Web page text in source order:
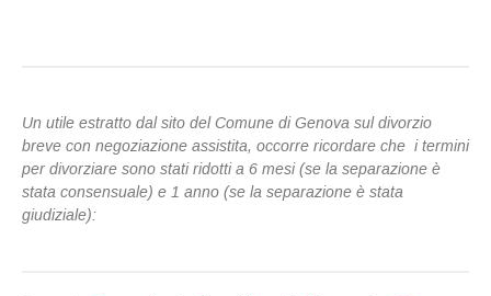
Un utile estratto dal sito del Comune di Genova sul divorzio
breve con negoziazione assistita, occorre ricordare che i termini
per divorziare sono stati ridotti a 6 mesi (se la separazione è
stata consensuale) e 1 anno (se la separazione è stata
giudiziale):